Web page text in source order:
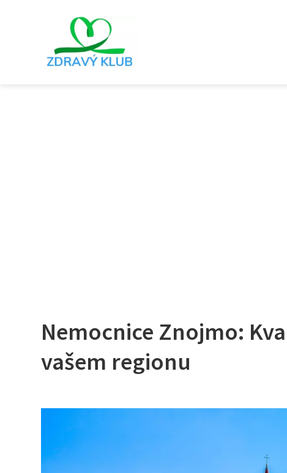
Nemocnice Znojmo:
vašem regionu